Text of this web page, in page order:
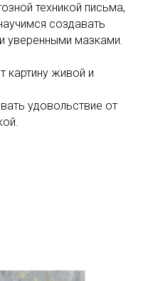
техникой письма,
создавать
уверенными мазками.
картину живой и
удовольствие от